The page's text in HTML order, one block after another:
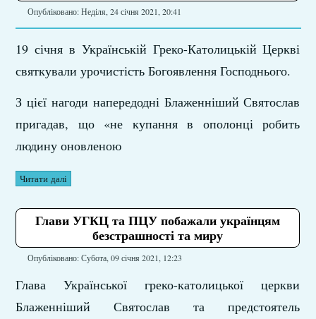
Опубліковано: Неділя, 24 січня 2021, 20:41
19 січня в Українській Греко-Католицькій Церкві
святкували урочистість Богоявлення Господнього.
З цієї нагоди напередодні Блаженніший Святослав
пригадав, що «не купання в ополонці робить
людину оновленою
Читати далі
Глави УГКЦ та ПЦУ побажали українцям
безстрашності та миру
Опубліковано: Субота, 09 січня 2021, 12:23
Глава Української греко-католицької церкви
Блаженніший Святослав та предстоятель